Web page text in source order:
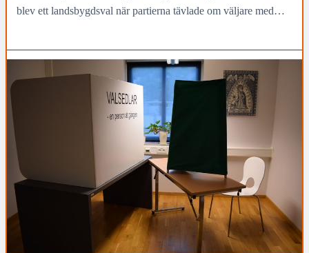
blev ett landsbygdsval när partierna tävlade om väljare med